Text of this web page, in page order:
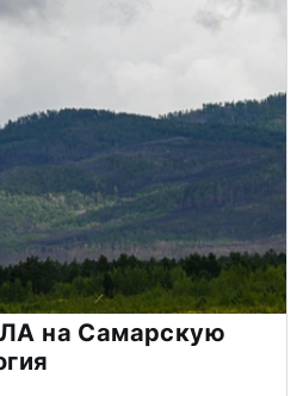
на Самарскую